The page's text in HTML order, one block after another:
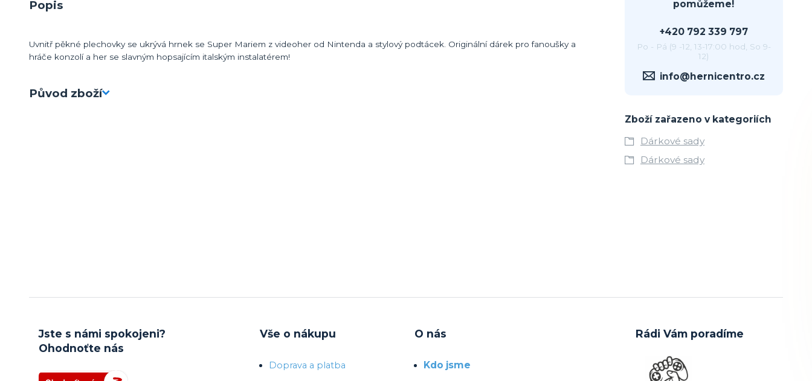
Popis
Uvnitř pěkné plechovky se ukrývá hrnek se Super Mariem z videoher od Nintenda a stylový podtácek. Originální dárek pro fanoušky a
hráče konzolí a her se slavným hopsajícím italským instalatérem!
Původ zboží
pomůžeme!
+420 792 339 797
Po - Pá (9 -12, 13-17:00 hod, So 9-
12)
info@hernicentro.cz
Zboží zařazeno v kategoriích
Dárkové sady
Dárkové sady
Jste s námi spokojeni?
Ohodnoťte nás
Vše o nákupu
Doprava a platba
O nás
Kdo jsme
Rádi Vám poradíme